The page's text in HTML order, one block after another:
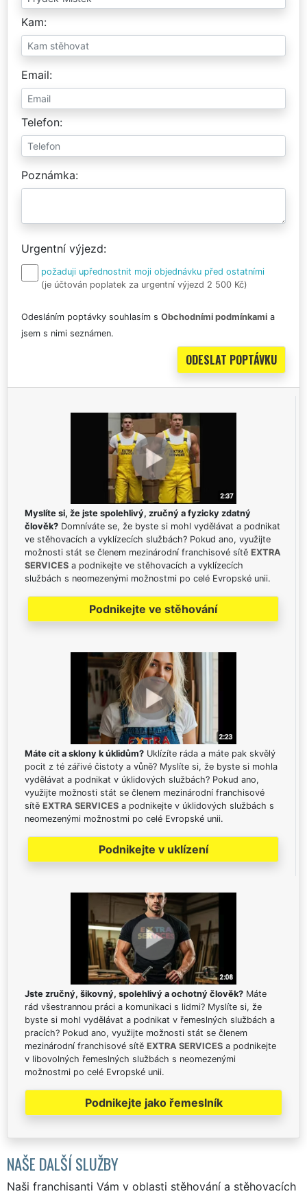
Kam
Email
Telefon
Poznámka
Urgentní výjezd
požaduji upřednostnit moji objednávku před ostatními
(je účtován poplatek za urgentní výjezd 2 500 Kč)
Odesláním poptávky souhlasím s Obchodními podmínkami a
jsem s nimi seznámen.
Myslíte si, že jste spolehlivý, zručný a fyzicky zdatný
člověk? Domníváte se, že byste si mohl vydělávat a podnikat
ve stěhovacích a vyklízecích službách? Pokud ano, využijte
možnosti stát se členem mezinárodní franchisové sítě EXTRA
SERVICES a podnikejte ve stěhovacích a vyklízecích
službách s neomezenými možnostmi po celé Evropské unii.
Podnikejte ve stěhování
Máte cit a sklony k úklidům? Uklízíte ráda a máte pak skvělý
pocit z té zářivé čistoty a vůně? Myslíte si, že byste si mohla
vydělávat a podnikat v úklidových službách? Pokud ano,
využijte možnosti stát se členem mezinárodní franchisové
sítě EXTRA SERVICES a podnikejte v úklidových službách s
neomezenými možnostmi po celé Evropské unii.
Podnikejte v uklízení
Jste zručný, šikovný, spolehlivý a ochotný člověk? Máte
rád všestrannou práci a komunikaci s lidmi? Myslíte si, že
byste si mohl vydělávat a podnikat v řemeslných službách a
pracích? Pokud ano, využijte možnosti stát se členem
mezinárodní franchisové sítě EXTRA SERVICES a podnikejte
v libovolných řemeslných službách s neomezenými
možnostmi po celé Evropské unii.
Podnikejte jako řemeslník
NAŠE DALŠÍ SLUŽBY
Naši franchisanti Vám v oblasti stěhování a stěhovacích